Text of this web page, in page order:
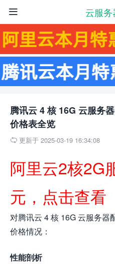
云服

腾讯云 4 核 16G 云服务
价格表全览
 更新于 2025-03-19 16:34:08
阿里云2核2G
元，点击查看
对腾讯云 4 核 16G 云服务器
价格情况：
性能剖析